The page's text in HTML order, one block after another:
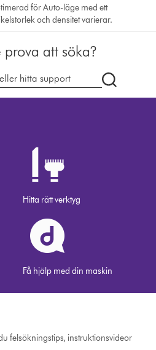
för Auto-läge med ett
och densitet varierar.
prova att söka?
Sök
på
Hitta rätt verktyg
Få hjälp med din maskin
felsökningstips, instruktionsvideor